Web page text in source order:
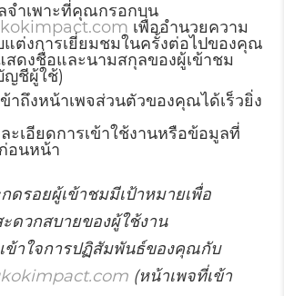
จำเพาะที่คุณกรอกบน
เพื่ออำนวยความ
ต่งการเยี่ยมชมในครั้งต่อไปของคุณ
สดงชื่อและนามสกุลของผู้เข้าชม
ญชีผู้ใช้)
าถึงหน้าเพจส่วนตัวของคุณได้เร็วยิ่ง
ะเอียดการเข้าใช้งานหรือข้อมูลที่
อนหน้า
ดรอยผู้เข้าชมมีเป้าหมายเพื่อ
ดวกสบายของผู้ใช้งาน
เข้าใจการปฏิสัมพันธ์ของคุณกับ
(หน้าเพจที่เข้า